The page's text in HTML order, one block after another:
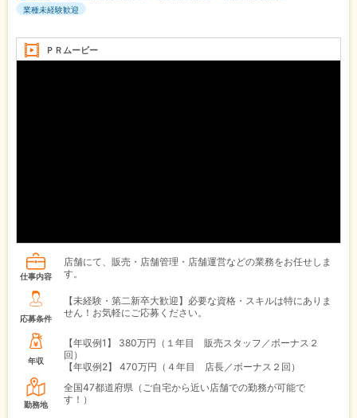
業種未経験歓迎
ＰＲムービー
仕事内容
店舗にて、販売・店舗管理・店舗運営などの業務をお任せしま
す。
応募条件
【未経験・第二新卒大歓迎】必要な資格・スキルは特にありま
せん！お気軽にご応募ください。
年収
【年収例1】
380万円（１年目 販売スタッフ／ボーナス２
回）
【年収例2】
470万円（４年目 店長／ボーナス２回）
勤務地
全国47都道府県（ご自宅から近い店舗での勤務が可能で
す！）